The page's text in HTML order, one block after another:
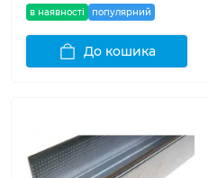
в наявності популярний
До кошика